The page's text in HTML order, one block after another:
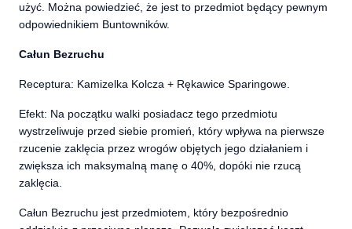
użyć. Można powiedzieć, że jest to przedmiot będący pewnym
odpowiednikiem Buntowników.
Całun Bezruchu
Receptura: Kamizelka Kolcza + Rękawice Sparingowe.
Efekt: Na początku walki posiadacz tego przedmiotu
wystrzeliwuje przed siebie promień, który wpływa na pierwsze
rzucenie zaklęcia przez wrogów objętych jego działaniem i
zwiększa ich maksymalną manę o 40%, dopóki nie rzucą
zaklęcia.
Całun Bezruchu jest przedmiotem, który bezpośrednio